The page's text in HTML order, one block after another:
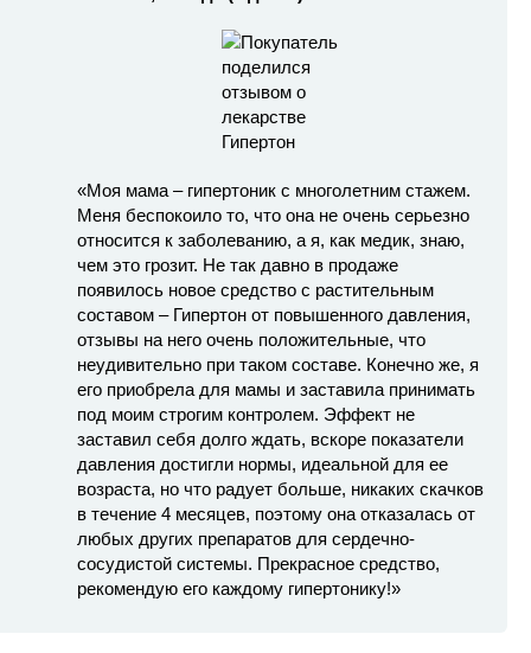
«Моя мама – гипертоник с многолетним стажем.
Меня беспокоило то, что она не очень серьезно
относится к заболеванию, а я, как медик, знаю,
чем это грозит. Не так давно в продаже
появилось новое средство с растительным
составом – Гипертон от повышенного давления,
отзывы на него очень положительные, что
неудивительно при таком составе. Конечно же, я
его приобрела для мамы и заставила принимать
под моим строгим контролем. Эффект не
заставил себя долго ждать, вскоре показатели
давления достигли нормы, идеальной для ее
возраста, но что радует больше, никаких скачков
в течение 4 месяцев, поэтому она отказалась от
любых других препаратов для сердечно-
сосудистой системы. Прекрасное средство,
рекомендую его каждому гипертонику!»